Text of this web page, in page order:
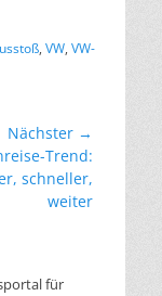
, VW, VW-
Nächster →
Trend:
schneller,
weiter
für